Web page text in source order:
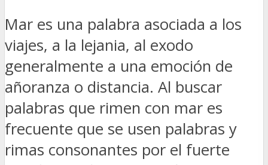
Mar es una palabra asociada a los
viajes, a la lejania, al exodo
generalmente a una emoción de
añoranza o distancia. Al buscar
palabras que rimen con mar es
frecuente que se usen palabras y
rimas consonantes por el fuerte